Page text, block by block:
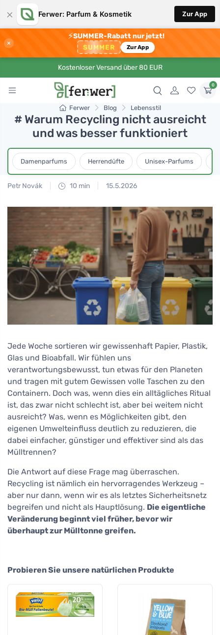
× Ferwer: Parfum & Kosmetik Zur App
×
⚡SUMMER-Rabatt nur jetzt!
SUMMER Zur App
Kostenloser Versand über 80 EUR
0
Ferwer Blog Lebensstil
# Warum Recycling nicht ausreicht
und was besser funktioniert
Damenparfums Herrendüfte Unisex-Parfums
Petr Novák 10 min 15.5.2026
Jede Woche sortieren wir gewissenhaft Papier, Plastik,
Glas und Bioabfall. Wir fühlen uns
verantwortungsbewusst, tun etwas für den Planeten
und tragen mit gutem Gewissen volle Taschen zu den
Containern. Doch was, wenn dies ein alltägliches Ritual
ist, das zwar nicht schlecht ist, aber bei weitem nicht
ausreicht? Was, wenn es Möglichkeiten gibt, den
eigenen Umwelteinfluss deutlich zu reduzieren, die
dabei einfacher, günstiger und effektiver sind als das
Mülltrennen?
Die Antwort auf diese Frage mag überraschen.
Recycling ist nämlich ein hervorragendes Werkzeug –
aber nur dann, wenn wir es als letztes Sicherheitsnetz
begreifen und nicht als Hauptlösung. Die eigentliche
Veränderung beginnt viel früher, bevor wir
überhaupt zur Mülltonne greifen.
Probieren Sie unsere natürlichen Produkte